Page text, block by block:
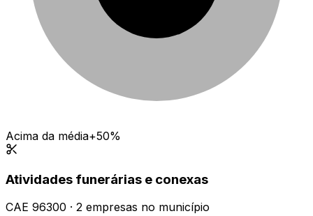
Acima da média+50%
Atividades funerárias e conexas
CAE 96300 · 2 empresas no município